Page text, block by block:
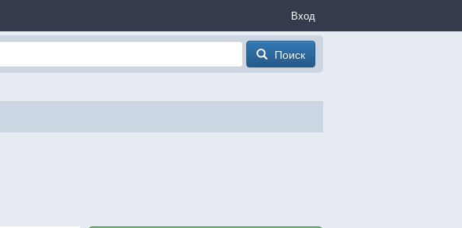
Вход
Поиск